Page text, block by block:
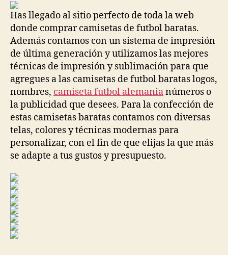
Has llegado al sitio perfecto de toda la web
donde comprar camisetas de futbol baratas.
Además contamos con un sistema de impresión
de última generación y utilizamos las mejores
técnicas de impresión y sublimación para que
agregues a las camisetas de futbol baratas logos,
nombres, camiseta futbol alemanianúmeros o
la publicidad que desees. Para la confección de
estas camisetas baratas contamos con diversas
telas, colores y técnicas modernas para
personalizar, con el fin de que elijas la que más
se adapte a tus gustos y presupuesto.